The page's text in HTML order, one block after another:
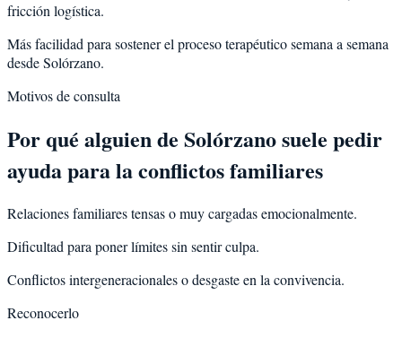
fricción logística.
Más facilidad para sostener el proceso terapéutico semana a semana
desde Solórzano.
Motivos de consulta
Por qué alguien de Solórzanosuele pedir
ayuda para laconflictos familiares
Relaciones familiares tensas o muy cargadas emocionalmente.
Dificultad para poner límites sin sentir culpa.
Conflictos intergeneracionales o desgaste en la convivencia.
Reconocerlo